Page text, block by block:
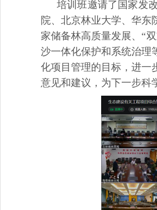
培训班邀请了国家发
院、北京林业大学、华东
家储备林高质量发展、“
沙一体化保护和系统治理
化项目管理的目标，进一
意见和建议，为下一步科